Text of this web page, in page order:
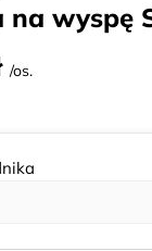
na wyspę
/os.